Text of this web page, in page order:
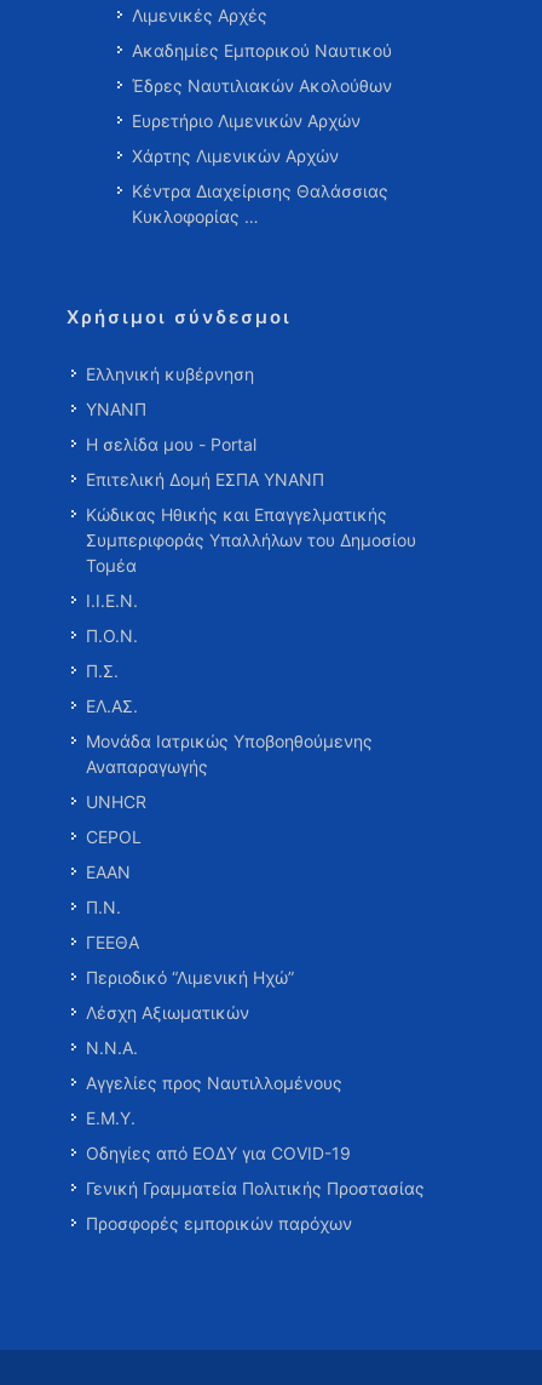
Λιμενικές Αρχές
Ακαδημίες Εμπορικού Ναυτικού
Έδρες Ναυτιλιακών Ακολούθων
Ευρετήριο Λιμενικών Αρχών
Χάρτης Λιμενικών Αρχών
Κέντρα Διαχείρισης Θαλάσσιας
Κυκλοφορίας …
Χρήσιμοι σύνδεσμοι
Ελληνική κυβέρνηση
ΥΝΑΝΠ
Η σελίδα μου - Portal
Επιτελική Δομή ΕΣΠΑ ΥΝΑΝΠ
Κώδικας Ηθικής και Επαγγελματικής
Συμπεριφοράς Υπαλλήλων του Δημοσίου
Τομέα
Ι.Ι.Ε.Ν.
Π.Ο.Ν.
Π.Σ.
ΕΛ.ΑΣ.
Μονάδα Ιατρικώς Υποβοηθούμενης
Αναπαραγωγής
UNHCR
CEPOL
ΕΑΑΝ
Π.Ν.
ΓΕΕΘΑ
Περιοδικό “Λιμενική Ηχώ”
Λέσχη Αξιωματικών
Ν.Ν.Α.
Αγγελίες προς Ναυτιλλομένους
Ε.Μ.Υ.
Οδηγίες από ΕΟΔΥ για COVID-19
Γενική Γραμματεία Πολιτικής Προστασίας
Προσφορές εμπορικών παρόχων